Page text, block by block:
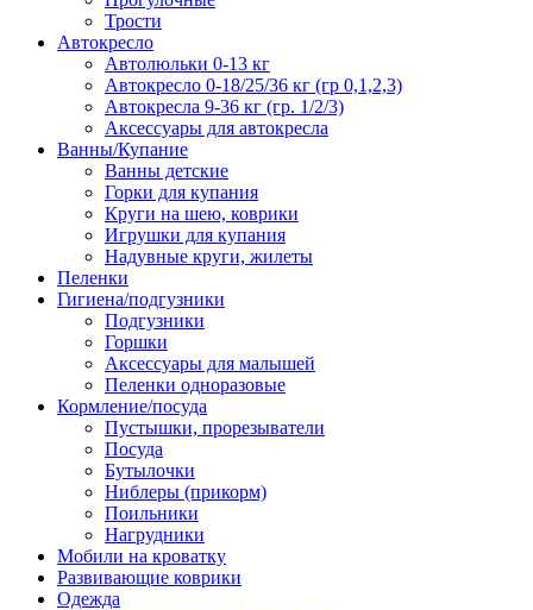
Трости
Автокресло
Автолюльки 0-13 кг
Автокресло 0-18/25/36 кг (гр 0,1,2,3)
Автокресла 9-36 кг (гр. 1/2/3)
Аксессуары для автокресла
Ванны/Купание
Ванны детские
Горки для купания
Круги на шею, коврики
Игрушки для купания
Надувные круги, жилеты
Пеленки
Гигиена/подгузники
Подгузники
Горшки
Аксессуары для малышей
Пеленки одноразовые
Кормление/посуда
Пустышки, прорезыватели
Посуда
Бутылочки
Ниблеры (прикорм)
Поильники
Нагрудники
Мобили на кроватку
Развивающие коврики
Одежда